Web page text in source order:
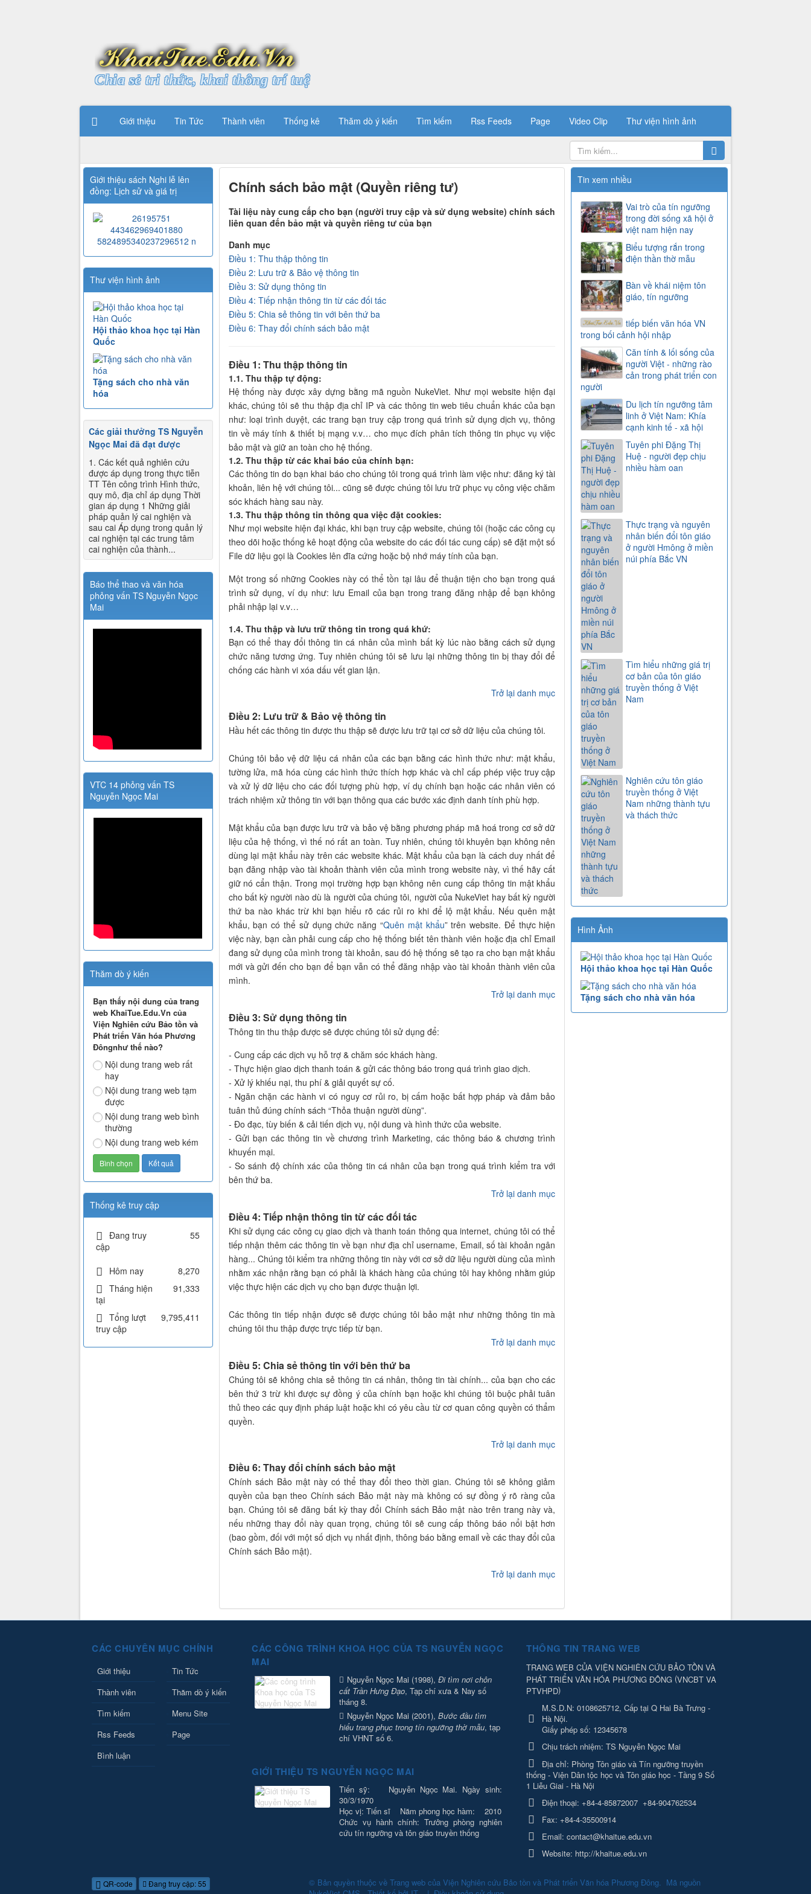
Chia sẻ tri thức, khai thông trí tuệ
Giới thiệu Tin Tức Thành viên Thống kê Thăm dò ý kiến Tìm kiếm Rss Feeds Page Video Clip Thư viện hình ảnh
Chính sách bảo mật (Quyền riêng tư)
Tài liệu này cung cấp cho bạn (người truy cập và sử dụng website) chính sách
liên quan đến bảo mật và quyền riêng tư của bạn
Danh mục
Điều 1: Thu thập thông tin
Điều 2: Lưu trữ & Bảo vệ thông tin
Điều 3: Sử dụng thông tin
Điều 4: Tiếp nhận thông tin từ các đối tác
Điều 5: Chia sẻ thông tin với bên thứ ba
Điều 6: Thay đổi chính sách bảo mật
Điều 1: Thu thập thông tin
1.1. Thu thập tự động:
Hệ thống này được xây dựng bằng mã nguồn NukeViet. Như mọi website hiện đại
khác, chúng tôi sẽ thu thập địa chỉ IP và các thông tin web tiêu chuẩn khác của bạn
như: loại trình duyệt, các trang bạn truy cập trong quá trình sử dụng dịch vụ, thông
tin về máy tính & thiết bị mạng v.v… cho mục đích phân tích thông tin phục vụ việc
bảo mật và giữ an toàn cho hệ thống.
1.2. Thu thập từ các khai báo của chính bạn:
Các thông tin do bạn khai báo cho chúng tôi trong quá trình làm việc như: đăng ký tài
khoản, liên hệ với chúng tôi... cũng sẽ được chúng tôi lưu trữ phục vụ công việc chăm
sóc khách hàng sau này.
1.3. Thu thập thông tin thông qua việc đặt cookies:
Như mọi website hiện đại khác, khi bạn truy cập website, chúng tôi (hoặc các công cụ
theo dõi hoặc thống kê hoạt động của website do các đối tác cung cấp) sẽ đặt một số
File dữ liệu gọi là Cookies lên đĩa cứng hoặc bộ nhớ máy tính của bạn.
Một trong số những Cookies này có thể tồn tại lâu để thuận tiện cho bạn trong quá
trình sử dụng, ví dụ như: lưu Email của bạn trong trang đăng nhập để bạn không
phải nhập lại v.v…
1.4. Thu thập và lưu trữ thông tin trong quá khứ:
Bạn có thể thay đổi thông tin cá nhân của mình bất kỳ lúc nào bằng cách sử dụng
chức năng tương ứng. Tuy nhiên chúng tôi sẽ lưu lại những thông tin bị thay đổi để
chống các hành vi xóa dấu vết gian lận.
Trở lại danh mục
Điều 2: Lưu trữ & Bảo vệ thông tin
Hầu hết các thông tin được thu thập sẽ được lưu trữ tại cơ sở dữ liệu của chúng tôi.
Chúng tôi bảo vệ dữ liệu cá nhân của các bạn bằng các hình thức như: mật khẩu,
tường lửa, mã hóa cùng các hình thức thích hợp khác và chỉ cấp phép việc truy cập
và xử lý dữ liệu cho các đối tượng phù hợp, ví dụ chính bạn hoặc các nhân viên có
trách nhiệm xử thông tin với bạn thông qua các bước xác định danh tính phù hợp.
Mật khẩu của bạn được lưu trữ và bảo vệ bằng phương pháp mã hoá trong cơ sở dữ
liệu của hệ thống, vì thế nó rất an toàn. Tuy nhiên, chúng tôi khuyên bạn không nên
dùng lại mật khẩu này trên các website khác. Mật khẩu của bạn là cách duy nhất để
bạn đăng nhập vào tài khoản thành viên của mình trong website này, vì thế hãy cất
giữ nó cẩn thận. Trong mọi trường hợp bạn không nên cung cấp thông tin mật khẩu
cho bất kỳ người nào dù là người của chúng tôi, người của NukeViet hay bất kỳ người
thứ ba nào khác trừ khi bạn hiểu rõ các rủi ro khi để lộ mật khẩu. Nếu quên mật
khẩu, bạn có thể sử dụng chức năng “Quên mật khẩu” trên website. Để thực hiện
việc này, bạn cần phải cung cấp cho hệ thống biết tên thành viên hoặc địa chỉ Email
đang sử dụng của mình trong tài khoản, sau đó hệ thống sẽ tạo ra cho bạn mật khẩu
mới và gửi đến cho bạn để bạn vẫn có thể đăng nhập vào tài khoản thành viên của
mình.
Trở lại danh mục
Điều 3: Sử dụng thông tin
Thông tin thu thập được sẽ được chúng tôi sử dụng để:
- Cung cấp các dịch vụ hỗ trợ & chăm sóc khách hàng.
- Thực hiện giao dịch thanh toán & gửi các thông báo trong quá trình giao dịch.
- Xử lý khiếu nại, thu phí & giải quyết sự cố.
- Ngăn chặn các hành vi có nguy cơ rủi ro, bị cấm hoặc bất hợp pháp và đảm bảo
tuân thủ đúng chính sách “Thỏa thuận người dùng”.
- Đo đạc, tùy biến & cải tiến dịch vụ, nội dung và hình thức của website.
- Gửi bạn các thông tin về chương trình Marketing, các thông báo & chương trình
khuyến mại.
- So sánh độ chính xác của thông tin cá nhân của bạn trong quá trình kiểm tra với
bên thứ ba.
Trở lại danh mục
Điều 4: Tiếp nhận thông tin từ các đối tác
Khi sử dụng các công cụ giao dịch và thanh toán thông qua internet, chúng tôi có thể
tiếp nhận thêm các thông tin về bạn như địa chỉ username, Email, số tài khoản ngân
hàng... Chúng tôi kiểm tra những thông tin này với cơ sở dữ liệu người dùng của mình
nhằm xác nhận rằng bạn có phải là khách hàng của chúng tôi hay không nhằm giúp
việc thực hiện các dịch vụ cho bạn được thuận lợi.
Các thông tin tiếp nhận được sẽ được chúng tôi bảo mật như những thông tin mà
chúng tôi thu thập được trực tiếp từ bạn.
Trở lại danh mục
Điều 5: Chia sẻ thông tin với bên thứ ba
Chúng tôi sẽ không chia sẻ thông tin cá nhân, thông tin tài chính... của bạn cho các
bên thứ 3 trừ khi được sự đồng ý của chính bạn hoặc khi chúng tôi buộc phải tuân
thủ theo các quy định pháp luật hoặc khi có yêu cầu từ cơ quan công quyền có thẩm
quyền.
Trở lại danh mục
Điều 6: Thay đổi chính sách bảo mật
Chính sách Bảo mật này có thể thay đổi theo thời gian. Chúng tôi sẽ không giảm
quyền của bạn theo Chính sách Bảo mật này mà không có sự đồng ý rõ ràng của
bạn. Chúng tôi sẽ đăng bất kỳ thay đổi Chính sách Bảo mật nào trên trang này và,
nếu những thay đổi này quan trọng, chúng tôi sẽ cung cấp thông báo nổi bật hơn
(bao gồm, đối với một số dịch vụ nhất định, thông báo bằng email về các thay đổi của
Chính sách Bảo mật).
Trở lại danh mục
Tin xem nhiều
Vai trò của tín ngưỡng
trong đời sống xã hội ở
việt nam hiện nay
Biểu tượng rắn trong
điện thần thờ mẫu
Bàn về khái niệm tôn
giáo, tín ngưỡng
tiếp biến văn hóa VN
trong bối cảnh hội nhập
Căn tính & lối sống của
người Việt - những rào
cản trong phát triển con
người
Du lịch tín ngưỡng tâm
linh ở Việt Nam: Khía
cạnh kinh tế - xã hội
Tuyên phi Đặng Thị
Huệ - người đẹp chịu
nhiều hàm oan
Thực trạng và nguyên
nhân biến đổi tôn giáo
ở người Hmông ở miền
núi phía Bắc VN
Tìm hiểu những giá trị
cơ bản của tôn giáo
truyền thống ở Việt
Nam
Nghiên cứu tôn giáo
truyền thống ở Việt
Nam những thành tựu
và thách thức
Hình Ảnh
Hội thảo khoa học tại Hàn Quốc
Tặng sách cho nhà văn hóa
Giới thiệu sách Nghi lễ lên
đồng: Lịch sử và giá trị
Thư viện hình ảnh
Hội thảo khoa học tại Hàn
Quốc
Tặng sách cho nhà văn
hóa
Các giải thưởng TS Nguyễn
Ngọc Mai đã đạt được
1. Các kết quả nghiên cứu
được áp dụng trong thực tiễn
TT Tên công trình Hình thức,
quy mô, địa chỉ áp dụng Thời
gian áp dụng 1 Những giải
pháp quản lý cai nghiện và
sau cai Áp dụng trong quản lý
cai nghiện tại các trung tâm
cai nghiện của thành...
Báo thể thao và văn hóa
phỏng vấn TS Nguyễn Ngọc
Mai
VTC 14 phỏng vấn TS
Nguyễn Ngọc Mai
Thăm dò ý kiến
Bạn thấy nội dung của trang
web KhaiTue.Edu.Vn của
Viện Nghiên cứu Bảo tồn và
Phát triển Văn hóa Phương
Đôngnhư thế nào?
Nội dung trang web rất
hay
Nội dung trang web tạm
được
Nội dung trang web bình
thường
Nội dung trang web kém
Thống kê truy cập
Đang truy
cập
55
Hôm nay
8,270
Tháng hiện
tại
91,333
Tổng lượt
truy cập
9,795,411
CÁC CHUYÊN MỤC CHÍNH
Giới thiệu
Tin Tức
Thành viên
Thăm dò ý kiến
Tìm kiếm
Menu Site
Rss Feeds
Page
Bình luận
CÁC CÔNG TRÌNH KHOA HỌC CỦA TS NGUYỄN NGỌC
MAI
Nguyễn Ngọc Mai (1998), Đi tìm nơi chôn
cất Trần Hưng Đạo, Tạp chí xưa & Nay số
tháng 8.
Nguyễn Ngọc Mai (2001), Bước đầu tìm
hiểu trang phục trong tín ngưỡng thờ mẫu, tạp
chí VHNT số 6.
GIỚI THIỆU TS NGUYỄN NGỌC MAI
Tiến sỹ: Nguyễn Ngọc Mai. Ngày sinh:
30/3/1970
Học vị: Tiến sĩ Năm phong học hàm: 2010
Chức vụ hành chính: Trưởng phòng nghiên
cứu tín ngưỡng và tôn giáo truyền thống
THÔNG TIN TRANG WEB
TRANG WEB CỦA VIỆN NGHIÊN CỨU BẢO TỒN VÀ
PHÁT TRIỂN VĂN HÓA PHƯƠNG ĐÔNG (VNCBT VA
PTVHPD)
M.S.D.N: 0108625712, Cấp tại Q Hai Bà Trưng -
Hà Nội.
Giấy phép số: 12345678
Chịu trách nhiệm: TS Nguyễn Ngọc Mai
Địa chỉ: Phòng Tôn giáo và Tín ngưỡng truyền
thống - Viện Dân tộc học và Tôn giáo học - Tầng 9 Số
1 Liễu Giai - Hà Nội
Điện thoại: +84-4-85872007 +84-904762534
Fax: +84-4-35500914
Email: contact@khaitue.edu.vn
Website: http://khaitue.edu.vn
QR-code Đang truy cập: 55 © Bản quyền thuộc về Trang web của Viện Nghiên cứu Bảo tồn và Phát triển Văn hóa Phương Đông. Mã nguồn